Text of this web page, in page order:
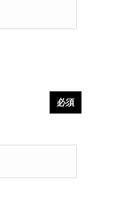
必須